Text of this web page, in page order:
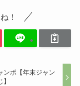
！
ンボ【年末ジャン